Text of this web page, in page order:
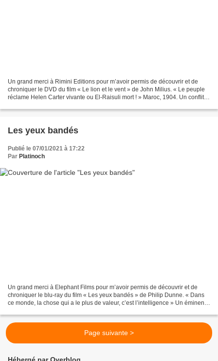
Un grand merci à Rimini Editions pour m’avoir permis de découvrir et de
chroniquer le DVD du film « Le lion et le vent » de John Milius. « Le peuple
réclame Helen Carter vivante ou El-Raisuli mort ! » Maroc, 1904. Un conflit
Les yeux bandés
Publié le 07/01/2021 à 17:22
Par Platinoch
Un grand merci à Elephant Films pour m’avoir permis de découvrir et de
chroniquer le blu-ray du film « Les yeux bandés » de Philip Dunne. « Dans
ce monde, la chose qui a le plus de valeur, c’est l’intelligence » Un éminent
Page suivante >